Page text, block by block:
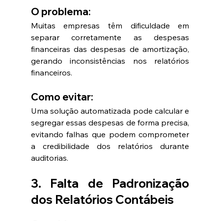
O problema:
Muitas empresas têm dificuldade em
separar corretamente as despesas
financeiras das despesas de amortização,
gerando inconsistências nos relatórios
financeiros.
Como evitar:
Uma solução automatizada pode calcular e
segregar essas despesas de forma precisa,
evitando falhas que podem comprometer
a credibilidade dos relatórios durante
auditorias.
3. Falta de Padronização
dos Relatórios Contábeis